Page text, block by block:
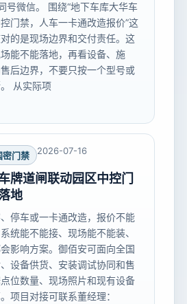
微信。 围绕“地下车库大华车
门禁，人车一卡通改造报价”这
的是现场边界和交付责任。这
能不能落地，再看设备、施
后边界，不要只按一个型号或
从实际项
密门禁 2026-07-16
牌道闸联动园区中控门
地
停车或一卡通改造，报价不能
统能不能接、现场能不能装、
影响方案。御佰安可面向全国
设备供货、安装调试协同和售
位数量、现场照片和现有设备
项目对接可联系董经理：